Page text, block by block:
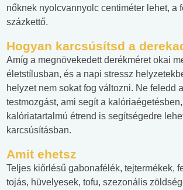
nőknek nyolcvannyolc centiméter lehet, a
százkettő.
Hogyan karcsúsítsd a
Amíg a megnövekedett derékméret okai
életstílusban, és a napi stressz
helyzet nem sokat fog változni. Ne feledd
testmozgást, ami segít a
kalóriatartalmú étrend is segítségedre
karcsúsításban.
Amit ehetsz
Teljes kiőrlésű gabonafélék, tejtermékek,
tojás, hüvelyesek, tofu, szezonális